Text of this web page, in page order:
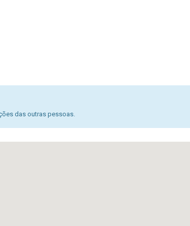
das outras pessoas.